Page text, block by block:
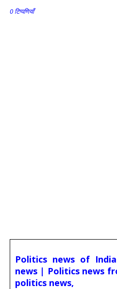
0 टिप्पणियाँ
Politics news of
news | Politics news
politics news,